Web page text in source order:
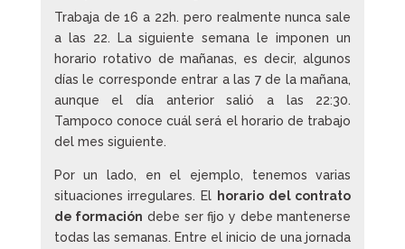
Trabaja de 16 a 22h. pero realmente nunca sale
a las 22. La siguiente semana le imponen un
horario rotativo de mañanas, es decir, algunos
días le corresponde entrar a las 7 de la mañana,
aunque el día anterior salió a las 22:30.
Tampoco conoce cuál será el horario de trabajo
del mes siguiente.
Por un lado, en el ejemplo, tenemos varias
situaciones irregulares. El horario del contrato
de formación debe ser fijo y debe mantenerse
todas las semanas. Entre el inicio de una jornada